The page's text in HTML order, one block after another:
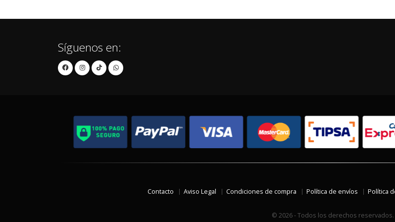
Síguenos en:
Contacto Aviso Legal Condiciones de compra Política de envíos Política
© 2026 - Todos los derechos reservados.